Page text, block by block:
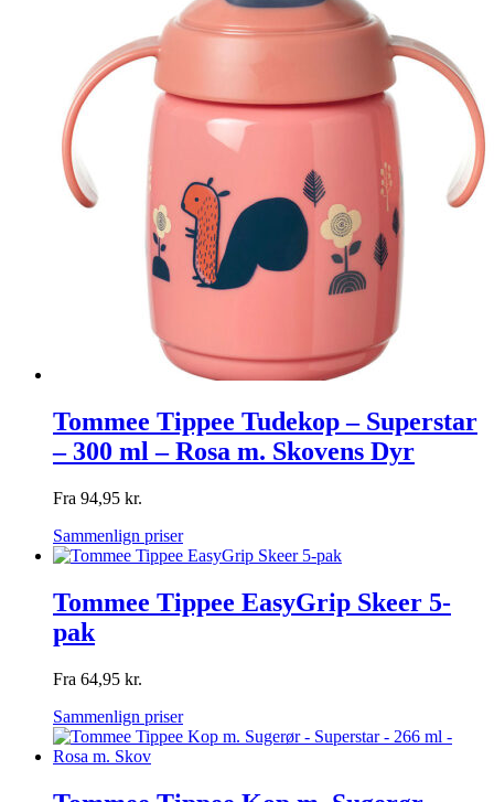
Tommee Tippee Tudekop – Superstar
– 300 ml – Rosa m. Skovens Dyr
Fra 94,95 kr.
Sammenlign priser
Tommee Tippee EasyGrip Skeer 5-
pak
Fra 64,95 kr.
Sammenlign priser